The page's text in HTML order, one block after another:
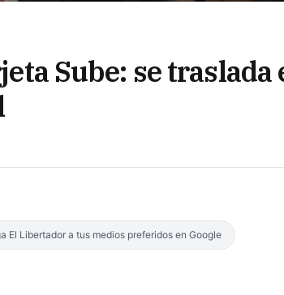
Sube: se traslada
El Libertador a tus medios preferidos en Google